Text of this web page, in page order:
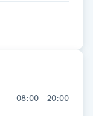
08:00 - 20:00